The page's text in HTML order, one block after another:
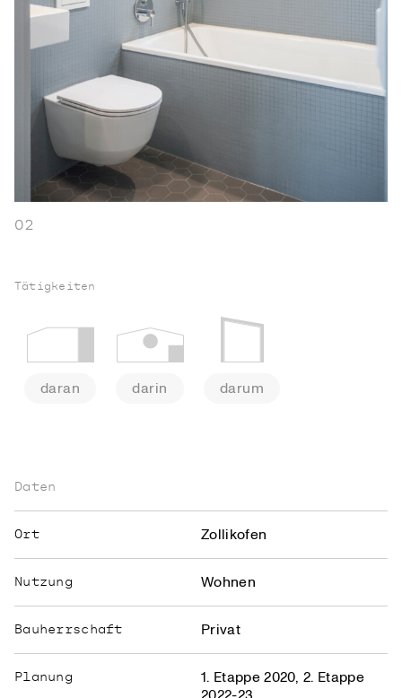
02
Tätigkeiten
daran darin darum
Daten
Ort Zollikofen
Nutzung Wohnen
Bauherrschaft Privat
Planung
1. Etappe 2020, 2. Etappe